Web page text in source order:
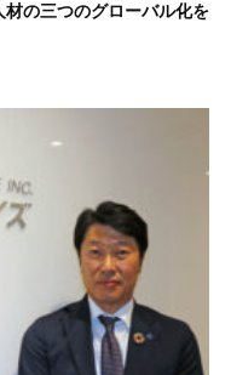
の三つのグローバル化を